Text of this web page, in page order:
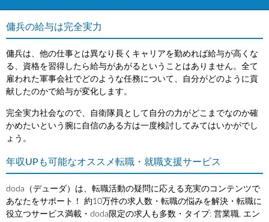
傭兵の給与は完全実力
傭兵は、他の仕事とは異なり長くキャリアを勤めれば給与が高くな
る、資格を習得したら給与があがるということはありません。全て
雇われた軍事会社でどのような任務について、自分がどのように貢
献したのかで給与が変化します。
完全実力社会なので、自衛隊員として自分の力がどこまでなのか確
かめたいという腕に自信のある方は一度検討してみてはいかがでし
ょう。
年収UPも可能なオススメ転職・就職支援サービス
doda（デューダ）は、転職活動の疑問に応える充実のコンテンツで
あなたをサポート！ 約10万件の求人数・転職の悩みを解決・転職に
役立つサービス満載・doda限定の求人も多数・タイプ: 営業職, エン